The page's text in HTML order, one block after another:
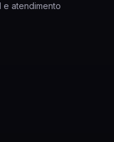
e atendimento